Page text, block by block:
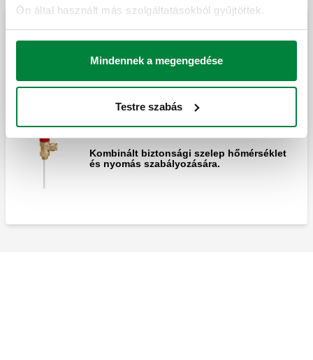
Ön által használt más szolgáltatásokból gyűjtöttek.
Mindennek a megengedése
Testre szabás
Hőmérséklet és nyomáscsökkentő szelep
Hőmérséklet és nyomás (T&P) határoló
biztonsági szelep.
Kombinált biztonsági szelep hőmérséklet
és nyomás szabályozására.